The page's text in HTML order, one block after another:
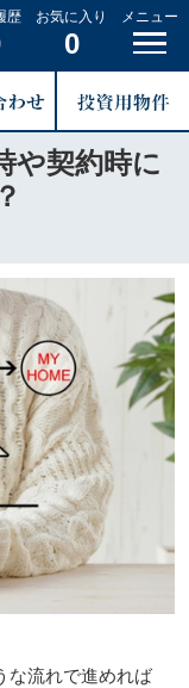
歴 お気に入り
0
メニュー
や契約時に
な流れで進めれば